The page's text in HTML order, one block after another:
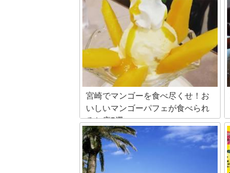
宮崎マンゴーや宮崎牛など、宮崎のお土
産にはおいしいものがたくさんありま
す。そこで、宮崎に行ったら絶対に買っ
て帰りたい人気の宮崎のお土産を厳選し
て15品ご紹介します！
宮崎でマンゴーを食べ尽くせ！お
いしいマンゴーパフェが食べられ
るお店5選
宮崎県といえば、真っ先に思いつくのが
マンゴー！マンゴーを使用したものはた
くさんありますが、その中でもより満足
感が得られるのはマンゴーパフェだと思